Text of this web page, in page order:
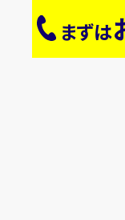
まずは